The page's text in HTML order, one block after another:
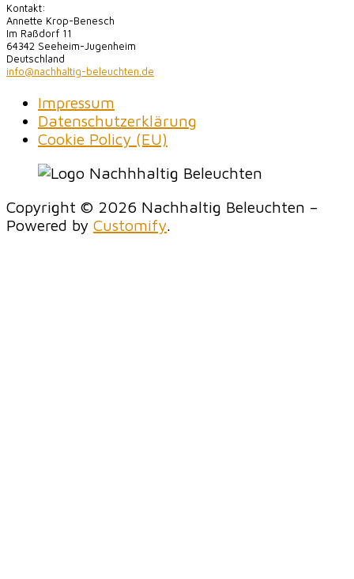
Kontakt:
Annette Krop-Benesch
Im Raßdorf 11
64342 Seeheim-Jugenheim
Deutschland
info@nachhaltig-beleuchten.de
Impressum
Datenschutzerklärung
Cookie Policy (EU)
Copyright © 2026 Nachhaltig Beleuchten –
Powered by Customify.